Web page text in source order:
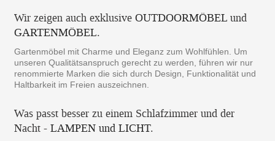
Wir zeigen auch exklusiveOUTDOORMÖBEL und
GARTENMÖBEL.
Gartenmöbel mit Charme und Eleganz zum Wohlfühlen. Um
unseren Qualitätsanspruch gerecht zu werden, führen wir nur
renommierte Marken die sich durch Design, Funktionalität und
Haltbarkeit im Freien auszeichnen.
Was passt besser zu einem Schlafzimmer und der
Nacht -LAMPEN und LICHT.